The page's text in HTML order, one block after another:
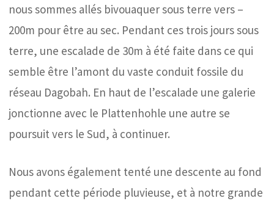
nous sommes allés bivouaquer sous terre vers –
200m pour être au sec. Pendant ces trois jours sous
terre, une escalade de 30m à été faite dans ce qui
semble être l’amont du vaste conduit fossile du
réseau Dagobah. En haut de l’escalade une galerie
jonctionne avec le Plattenhohle une autre se
poursuit vers le Sud, à continuer.
Nous avons également tenté une descente au fond
pendant cette période pluvieuse, et à notre grande